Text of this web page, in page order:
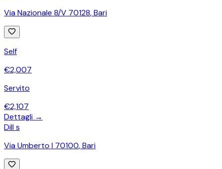
Via Nazionale 8/V 70128,Bari
Self
€2,007
Servito
€2,107
Dettagli →
Dill s
Via Umberto I 70100,Bari